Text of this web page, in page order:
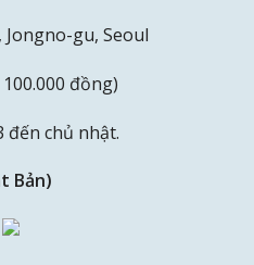
gu, Seoul
đồng)
đến chủ nhật.
Bản)